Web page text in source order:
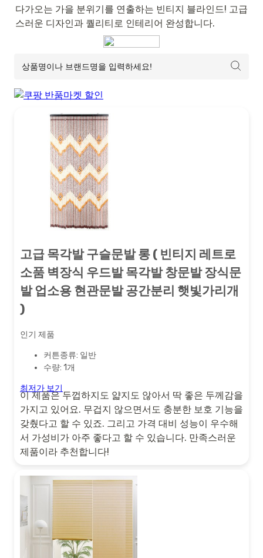
다가오는 가을 분위기를 연출하는 빈티지 블라인드! 고급
스러운 디자인과 퀄리티로 인테리어 완성합니다.
고급 목각발 구슬문발 롱 ( 빈티지 레트로
소품 벽장식 우드발 목각발 창문발 장식문
발 업소용 현관문발 공간분리 햇빛가리개
)
인기 제품
커튼종류: 일반
수량: 1개
최저가 보기
이 제품은 두껍하지도 얇지도 않아서 딱 좋은 두께감을
가지고 있어요. 무겁지 않으면서도 충분한 보호 기능을
갖췄다고 할 수 있죠. 그리고 가격 대비 성능이 우수해
서 가성비가 아주 좋다고 할 수 있습니다. 만족스러운
제품이라 추천합니다!